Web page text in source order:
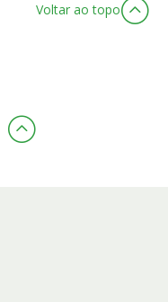
Voltar ao topo